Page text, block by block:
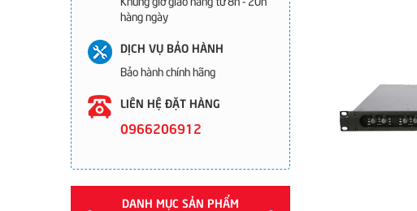
hàng ngày
DỊCH VỤ BẢO HÀNH
Bảo hành chính hãng
LIÊN HỆ ĐẶT HÀNG
0966206912
DANH MỤC SẢN PHẨM